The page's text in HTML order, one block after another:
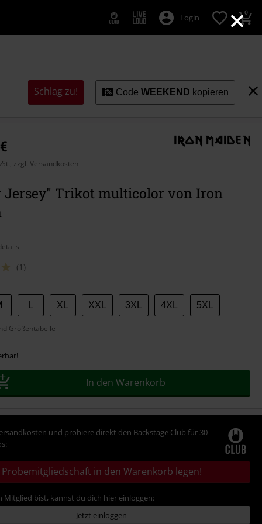
×
Login 0
Schlag zu! CodeWEEKEND kopieren
zzgl. Versandkosten
Jersey" Trikot multicolor von Iron
(1)
XL XXL 3XL 4XL 5XL
Größentabelle
In den Warenkorb
und probiere direkt den Backstage Club für 30
Probemitgliedschaft in den Warenkorb legen!
Mitglied bist, kannst du dich hier einloggen:
Jetzt einloggen